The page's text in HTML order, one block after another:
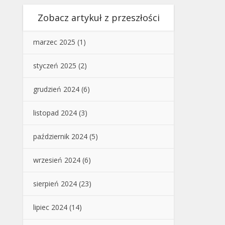
Zobacz artykuł z przeszłości
marzec 2025 (1)
styczeń 2025 (2)
grudzień 2024 (6)
listopad 2024 (3)
październik 2024 (5)
wrzesień 2024 (6)
sierpień 2024 (23)
lipiec 2024 (14)